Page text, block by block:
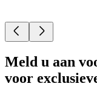
Meld u aan
voor